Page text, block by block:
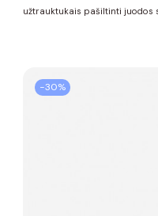
užtrauktukais pašiltinti juodos
−30%